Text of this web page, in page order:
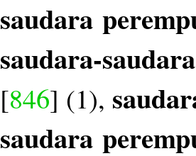
saudara
saudara-
[846] (1),
saudara